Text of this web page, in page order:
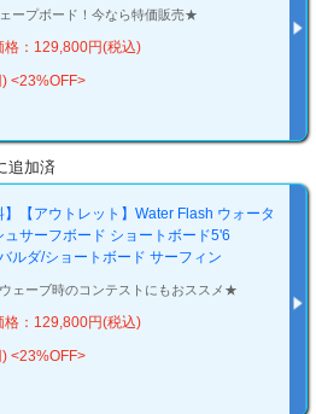
ープボード！今なら特価販売★
格：129,800円(税込)
) <23%OFF>
追加済
】【アウトレット】Water Flash ウォータ
ュサーフボード ショートボード5'6
ルダ/ショートボード サーフィン
ェーブ時のコンテストにもおススメ★
格：129,800円(税込)
) <23%OFF>